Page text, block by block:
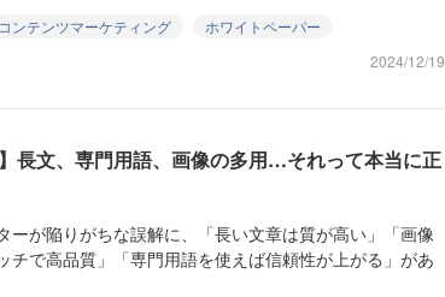
コンテンツマーケティング
ホワイトペーパー
2024/12/19
】長文、専門用語、画像の多用…それって本当に正
ーが陥りがちな誤解に、「長い文章は質が高い」「画像
チで高品質」「専門用語を使えば信頼性が上がる」があ